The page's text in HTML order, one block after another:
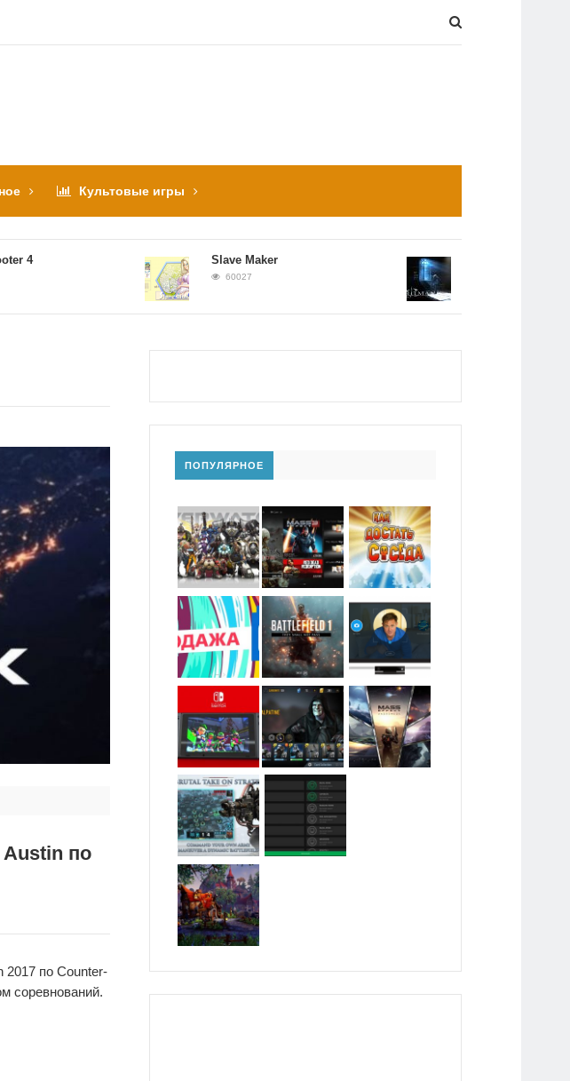
Культовые игры
Slave Maker
60027
Прохождение Hitman:
Contracts
Austin по
2017 по Counter-
соревнований.
ПОПУЛЯРНОЕ